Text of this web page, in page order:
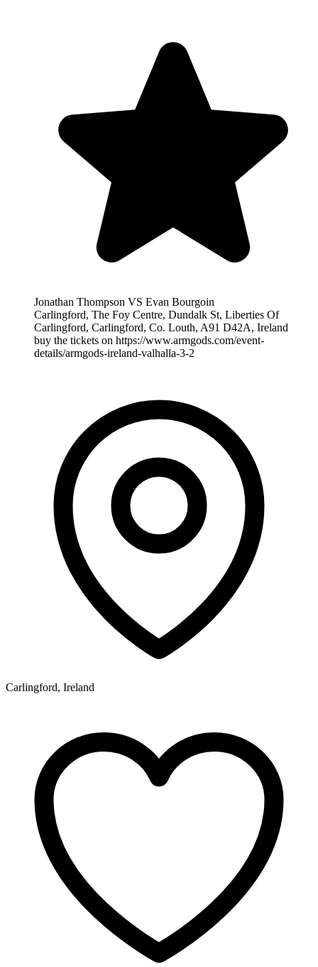
Jonathan Thompson VS Evan Bourgoin
Carlingford, The Foy Centre, Dundalk St, Liberties Of
Carlingford, Carlingford, Co. Louth, A91 D42A, Ireland
buy the tickets on https://www.armgods.com/event-
details/armgods-ireland-valhalla-3-2
Carlingford, Ireland